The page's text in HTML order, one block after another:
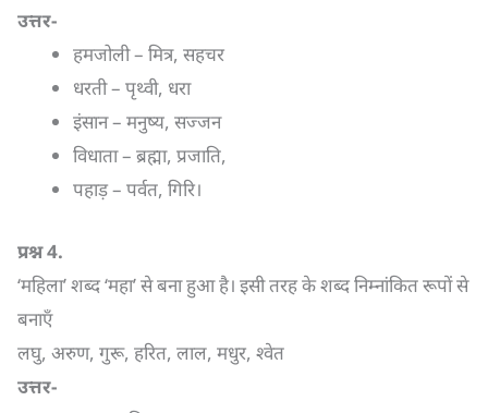
उत्तर-
हमजोली – मित्र, सहचर
धरती – पृथ्वी, धरा
इंसान – मनुष्य, सज्जन
विधाता – ब्रह्मा, प्रजाति,
पहाड़ – पर्वत, गिरि।
प्रश्न4.
‘महिला’ शब्द ‘महा’ से बना हुआ है। इसी तरह के शब्द निम्नांकित रूपों से
बनाएँ
लघु, अरुण, गुरू, हरित, लाल, मधुर, श्वेत
उत्तर-